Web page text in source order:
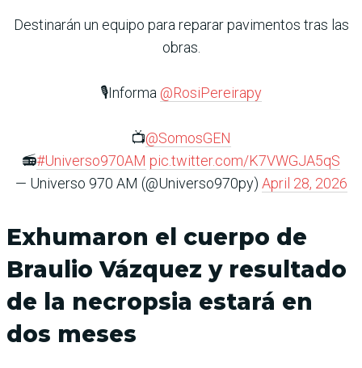
Destinarán un equipo para reparar pavimentos tras las
obras.
🎙️Informa @RosiPereirapy
📺@SomosGEN
📻#Universo970AM pic.twitter.com/K7VWGJA5qS
— Universo 970 AM (@Universo970py) April 28, 2026
Exhumaron el cuerpo de
Braulio Vázquez y resultado
de la necropsia estará en
dos meses